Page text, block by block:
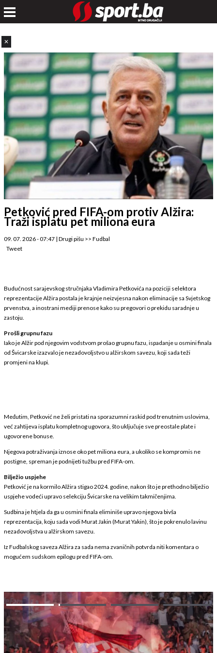
✕
Petković pred FIFA-om protiv Alžira:
Traži isplatu pet miliona eura
09. 07. 2026 - 07:47 | Drugi pišu >> Fudbal
Tweet
Budućnost sarajevskog stručnjaka Vladimira Petkovića na poziciji selektora
reprezentacije Alžira postala je krajnje neizvjesna nakon eliminacije sa Svjetskog
prvenstva, a inostrani mediji prenose kako su pregovori o prekidu saradnje u
zastoju.
Prošli grupnu fazu
Iako je Alžir pod njegovim vodstvom prošao grupnu fazu, ispadanje u osmini finala
od Švicarske izazvalo je nezadovoljstvo u alžirskom savezu, koji sada teži
promjeni na klupi.
Međutim, Petković ne želi pristati na sporazumni raskid pod trenutnim uslovima,
već zahtijeva isplatu kompletnog ugovora, što uključuje sve preostale plate i
ugovorene bonuse.
Njegova potraživanja iznose oko pet miliona eura, a ukoliko se kompromis ne
postigne, spreman je podnijeti tužbu pred FIFA-om.
Bilježio uspjehe
Petković je na kormilo Alžira stigao 2024. godine, nakon što je prethodno bilježio
uspjehe vodeći upravo selekciju Švicarske na velikim takmičenjima.
Sudbina je htjela da ga u osmini finala eliminiše upravo njegova bivša
reprezentacija, koju sada vodi Murat Jakin (Murat Yakin), što je pokrenulo lavinu
nezadovoljstva u alžirskom savezu.
Iz Fudbalskog saveza Alžira za sada nema zvaničnih potvrda niti komentara o
mogućem sudskom epilogu pred FIFA-om.